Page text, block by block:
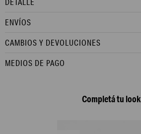
ENVÍOS
CAMBIOS Y DEVOLUCIONES
MEDIOS DE PAGO
Completá tu look